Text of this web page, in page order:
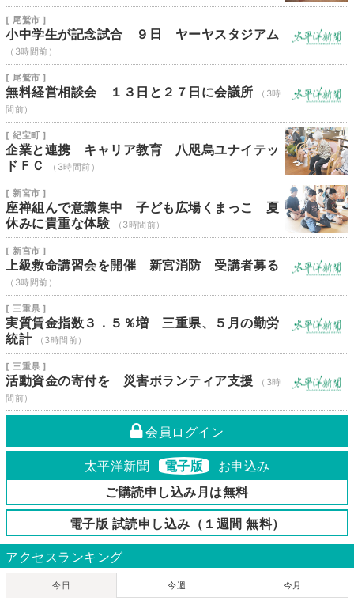
[ 尾鷲市 ]
小中学生が記念試合 ９日 ヤーヤスタジアム
（3時間前）
[ 尾鷲市 ]
無料経営相談会 １３日と２７日に会議所
（3時
間前）
[ 紀宝町 ]
企業と連携 キャリア教育 八咫烏ユナイテッ
ドＦＣ
（3時間前）
[ 新宮市 ]
座禅組んで意識集中 子ども広場くまっこ 夏
休みに貴重な体験
（3時間前）
[ 新宮市 ]
上級救命講習会を開催 新宮消防 受講者募る
（3時間前）
[ 三重県 ]
実質賃金指数３．５％増 三重県、５月の勤労
統計
（3時間前）
[ 三重県 ]
活動資金の寄付を 災害ボランティア支援
（3時
間前）
会員ログイン
太平洋新聞 電子版
お申込み
ご購読申し込み月は無料
電子版 試読申し込み（１週間 無料）
アクセスランキング
今日 今週 今月